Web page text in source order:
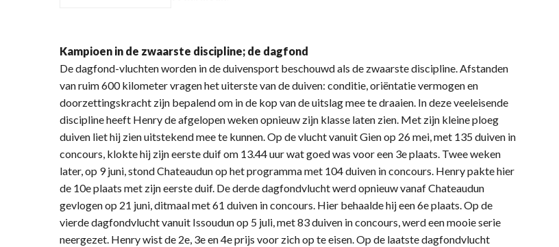
Kampioen in de zwaarste discipline; de dagfond
De dagfond-vluchten worden in de duivensport beschouwd als de zwaarste discipline. Afstanden
van ruim 600 kilometer vragen het uiterste van de duiven: conditie, oriëntatie vermogen en
doorzettingskracht zijn bepalend om in de kop van de uitslag mee te draaien. In deze veeleisende
discipline heeft Henry de afgelopen weken opnieuw zijn klasse laten zien. Met zijn kleine ploeg
duiven liet hij zien uitstekend mee te kunnen. Op de vlucht vanuit Gien op 26 mei, met 135 duiven in
concours, klokte hij zijn eerste duif om 13.44 uur wat goed was voor een 3e plaats. Twee weken
later, op 9 juni, stond Chateaudun op het programma met 104 duiven in concours. Henry pakte hier
de 10e plaats met zijn eerste duif. De derde dagfondvlucht werd opnieuw vanaf Chateaudun
gevlogen op 21 juni, ditmaal met 61 duiven in concours. Hier behaalde hij een 6e plaats. Op de
vierde dagfondvlucht vanuit Issoudun op 5 juli, met 83 duiven in concours, werd een mooie serie
neergezet. Henry wist de 2e, 3e en 4e prijs voor zich op te eisen. Op de laatste dagfondvlucht